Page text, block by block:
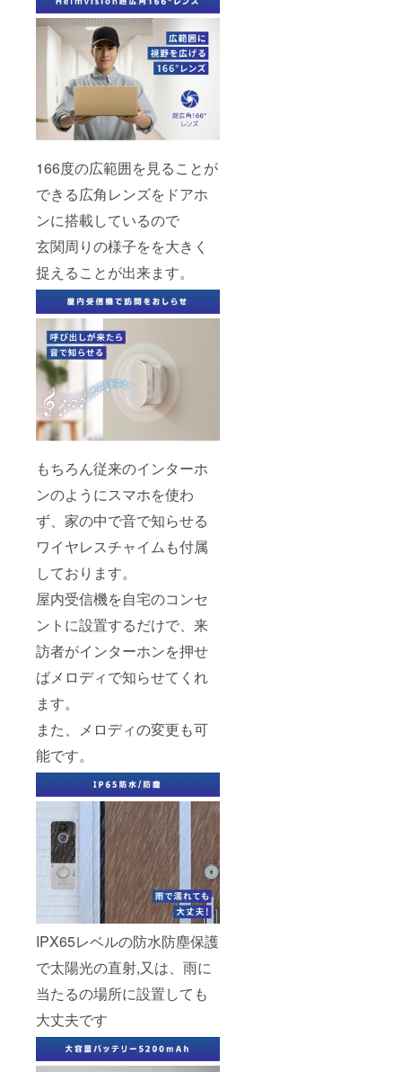
166度の広範囲を見ることが
できる広角レンズをドアホ
ンに搭載しているので
玄関周りの様子をを大きく
捉えることが出来ます。
もちろん従来のインターホ
ンのようにスマホを使わ
ず、家の中で音で知らせる
ワイヤレスチャイムも付属
しております。
屋内受信機を自宅のコンセ
ントに設置するだけで、来
訪者がインターホンを押せ
ばメロディで知らせてくれ
ます。
また、メロディの変更も可
能です。
IPX65レベルの防水防塵保護
で太陽光の直射,又は、雨に
当たるの場所に設置しても
大丈夫です